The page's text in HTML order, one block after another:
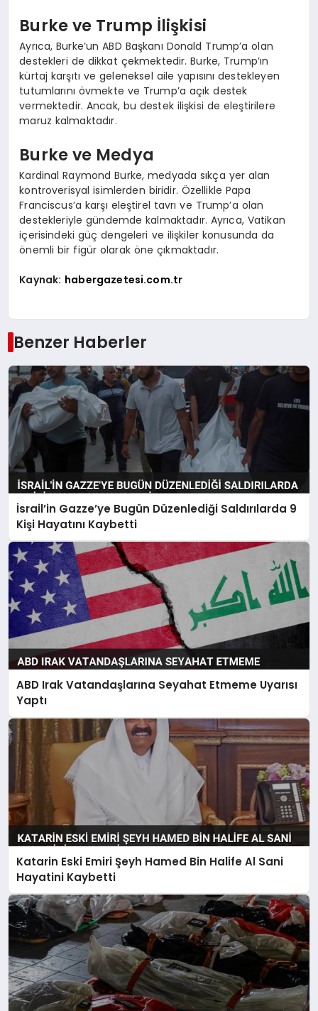
Burke ve Trump İlişkisi
Ayrıca, Burke’un ABD Başkanı Donald Trump’a olan
destekleri de dikkat çekmektedir. Burke, Trump’ın
kürtaj karşıtı ve geleneksel aile yapısını destekleyen
tutumlarını övmekte ve Trump’a açık destek
vermektedir. Ancak, bu destek ilişkisi de eleştirilere
maruz kalmaktadır.
Burke ve Medya
Kardinal Raymond Burke, medyada sıkça yer alan
kontroverisyal isimlerden biridir. Özellikle Papa
Franciscus’a karşı eleştirel tavrı ve Trump’a olan
destekleriyle gündemde kalmaktadır. Ayrıca, Vatikan
içerisindeki güç dengeleri ve ilişkiler konusunda da
önemli bir figür olarak öne çıkmaktadır.
Kaynak: habergazetesi.com.tr
Benzer Haberler
İsrail’in Gazze’ye Bugün Düzenlediği Saldırılarda 9
Kişi Hayatını Kaybetti
ABD Irak Vatandaşlarına Seyahat Etmeme Uyarısı
Yaptı
Katarin Eski Emiri Şeyh Hamed Bin Halife Al Sani
Hayatini Kaybetti